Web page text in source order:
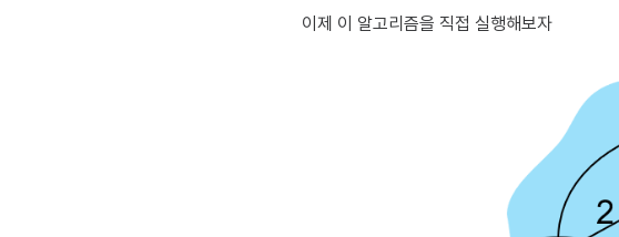
이제 이 알고리즘을 직접 실행해보자